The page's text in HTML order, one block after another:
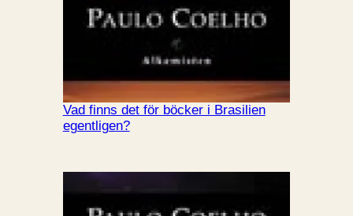
Vad finns det för böcker i Brasilien
egentligen?